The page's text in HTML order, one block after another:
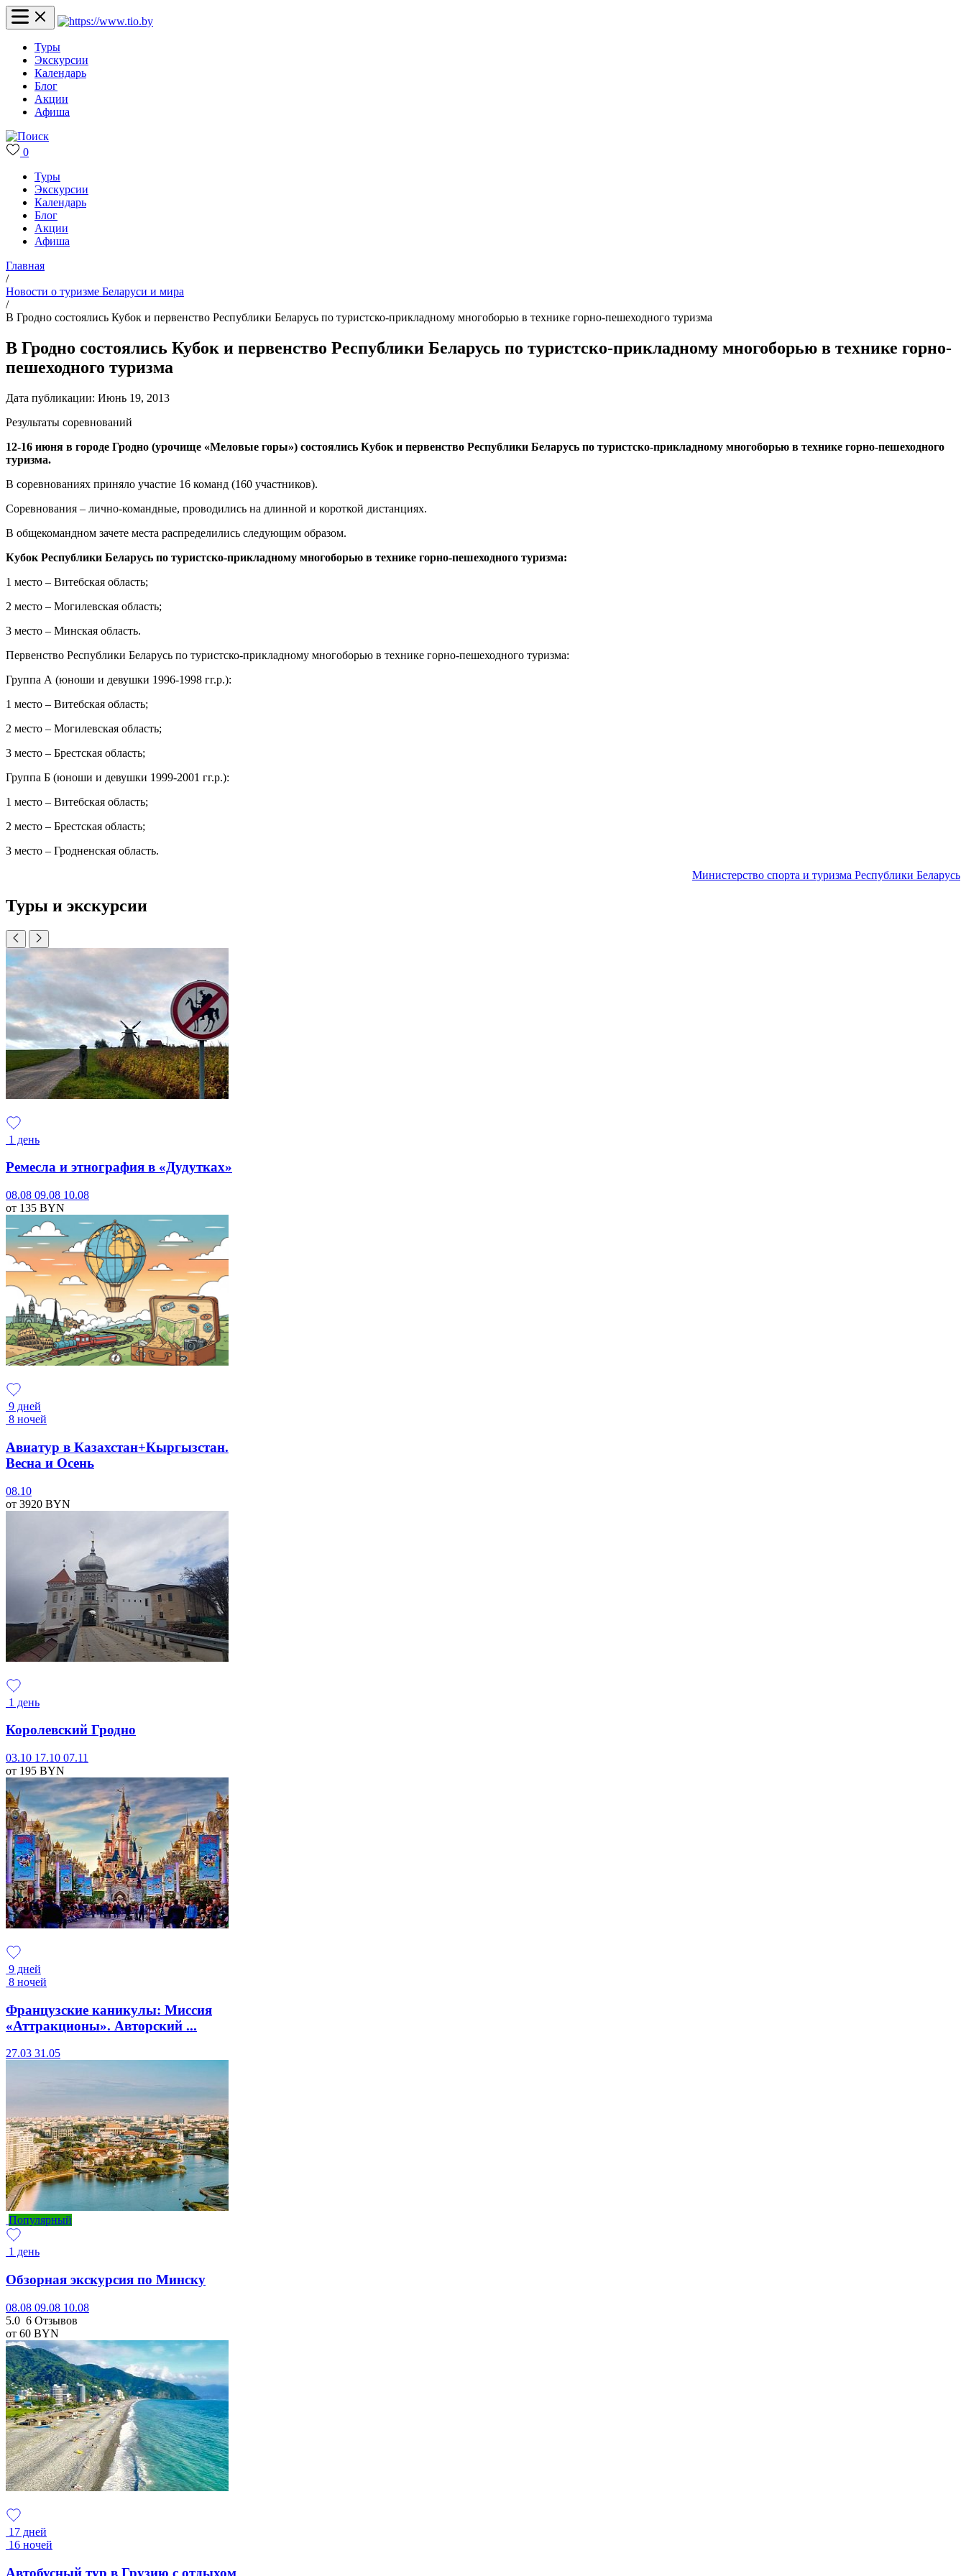
Туры
Экскурсии
Календарь
Блог
Акции
Афиша
0
Туры
Экскурсии
Календарь
Блог
Акции
Афиша
Главная
/
Новости о туризме Беларуси и мира
/
В Гродно состоялись Кубок и первенство Республики Беларусь по туристско-прикладному многоборью в технике горно-пешеходного туризма
В Гродно состоялись Кубок и первенство Республики Беларусь по туристско-прикладному многоборью в технике горно-
пешеходного туризма
Дата публикации: Июнь 19, 2013
Результаты соревнований
12-16 июня в городе Гродно (урочище «Меловые горы») состоялись Кубок и первенство Республики Беларусь по туристско-прикладному многоборью в технике горно-пешеходного
туризма.
В соревнованиях приняло участие 16 команд (160 участников).
Соревнования – лично-командные, проводились на длинной и короткой дистанциях.
В общекомандном зачете места распределились следующим образом.
Кубок Республики Беларусь по туристско-прикладному многоборью в технике горно-пешеходного туризма:
1 место – Витебская область;
2 место – Могилевская область;
3 место – Минская область.
Первенство Республики Беларусь по туристско-прикладному многоборью в технике горно-пешеходного туризма:
Группа А (юноши и девушки 1996-1998 гг.р.):
1 место – Витебская область;
2 место – Могилевская область;
3 место – Брестская область;
Группа Б (юноши и девушки 1999-2001 гг.р.):
1 место – Витебская область;
2 место – Брестская область;
3 место – Гродненская область.
Министерство спорта и туризма Республики Беларусь
Туры и экскурсии
1 день
Ремесла и этнография в «Дудутках»
08.08 09.08 10.08
от 135 BYN
9 дней
8 ночей
Авиатур в Казахстан+Кыргызстан.
Весна и Осень
08.10
от 3920 BYN
1 день
Королевский Гродно
03.10 17.10 07.11
от 195 BYN
9 дней
8 ночей
Французские каникулы: Миссия
«Аттракционы». Авторский ...
27.03 31.05
Популярный
1 день
Обзорная экскурсия по Минску
08.08 09.08 10.08
5.0 6 Отзывов
от 60 BYN
17 дней
16 ночей
Автобусный тур в Грузию с отдыхом